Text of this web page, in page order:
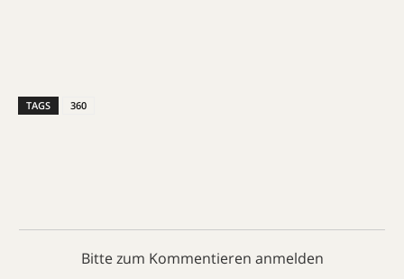
TAGS 360
Bitte zum Kommentieren anmelden